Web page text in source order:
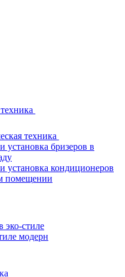
техника
установка бризеров в
установка кондиционеров
помещении
эко-стиле
модерн